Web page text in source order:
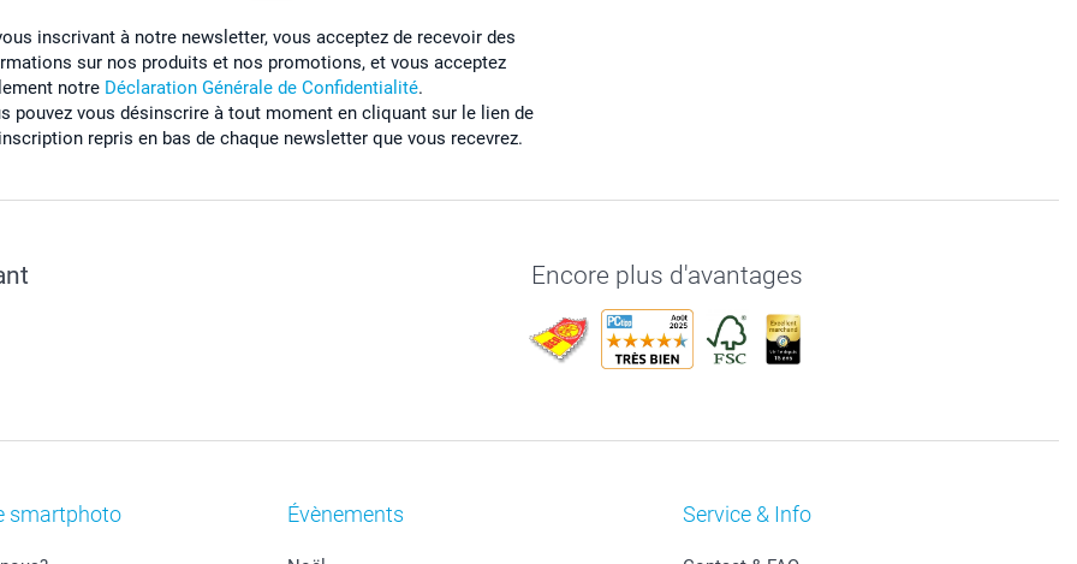
inscrivant à notre newsletter, vous acceptez de recevoir des
sur nos produits et nos promotions, et vous acceptez
notre Déclaration Générale de Confidentialité.
pouvez vous désinscrire à tout moment en cliquant sur le lien de
repris en bas de chaque newsletter que vous recevrez.
Encore plus d'avantages
smartphoto Évènements Service & Info